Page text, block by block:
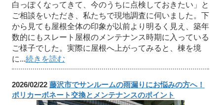
白っぽくなってきて、今のうちに点検しておきたい」と
ご相談をいただき、私たちで現地調査に伺いました。下
から見ても屋根全体の印象が以前より明るく見え、築年
数的にもスレート屋根のメンテナンス時期に入っている
ご様子でした。実際に屋根へ上がってみると、棟を境
に...続きを読む
2026/02/22 藤沢市でサンルームの雨漏りにお悩みの方へ！
ポリカーボネート交換とメンテナンスのポイント